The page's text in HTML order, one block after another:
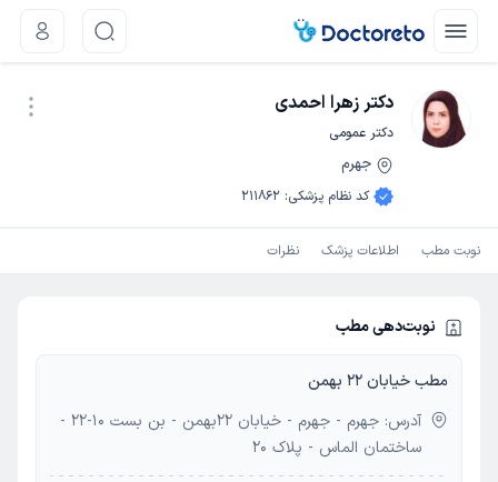
دکتر زهرا احمدی
دکتر عمومی
جهرم
کد نظام پزشکی:
211862
نوبت مطب اطلاعات پزشک نظرات
نوبت‌دهی مطب
مطب خیابان 22 بهمن
آدرس: جهرم - جهرم - خیابان 22بهمن - بن بست 10-22 -
ساختمان الماس - پلاک 20